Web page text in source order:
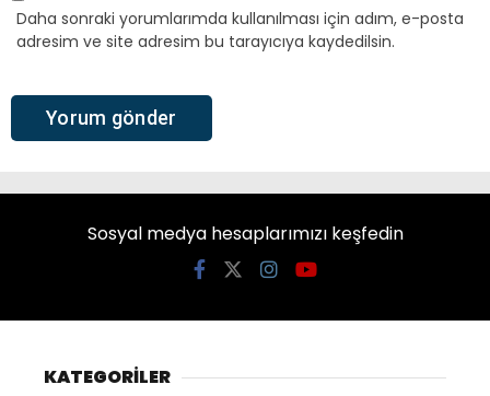
Daha sonraki yorumlarımda kullanılması için adım, e-posta
adresim ve site adresim bu tarayıcıya kaydedilsin.
Sosyal medya hesaplarımızı keşfedin
KATEGORİLER